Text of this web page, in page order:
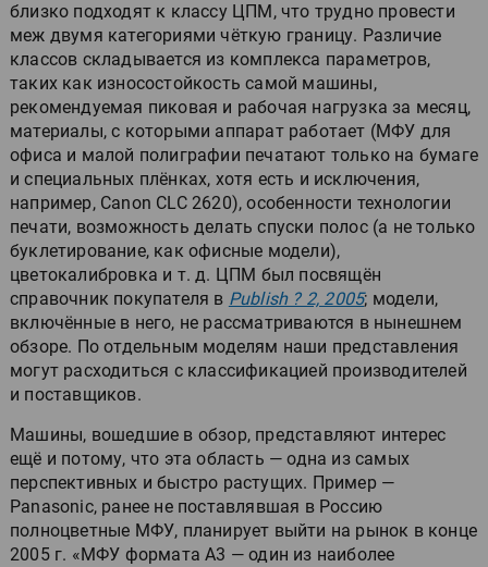
близко подходят к классу ЦПМ, что трудно провести
меж двумя категориями чёткую границу. Различие
классов складывается из комплекса параметров,
таких как износостойкость самой машины,
рекомендуемая пиковая и рабочая нагрузка за месяц,
материалы, с которыми аппарат работает (МФУ для
офиса и малой полиграфии печатают только на бумаге
и специальных плёнках, хотя есть и исключения,
например, Canon CLC 2620), особенности технологии
печати, возможность делать спуски полос (а не только
буклетирование, как офисные модели),
цветокалибровка и т. д. ЦПМ был посвящён
справочник покупателя в Publish ? 2, 2005; модели,
включённые в него, не рассматриваются в нынешнем
обзоре. По отдельным моделям наши представления
могут расходиться с классификацией производителей
и поставщиков.
Машины, вошедшие в обзор, представляют интерес
ещё и потому, что эта область — одна из самых
перспективных и быстро растущих. Пример —
Panasonic, ранее не поставлявшая в Россию
полноцветные МФУ, планирует выйти на рынок в конце
2005 г. «МФУ формата А3 — один из наиболее